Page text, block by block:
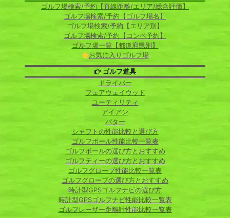
ゴルフ場検索/予約【直線距離/エリア/総合評価】
ゴルフ場検索/予約【ゴルフ場名】
ゴルフ場検索/予約【エリア別】
ゴルフ場検索/予約【コンペ予約】
ゴルフ場一覧【都道府県別】
お気に入りゴルフ場
ゴルフ道具
ドライバー
フェアウェイウッド
ユーティリティ
アイアン
パター
シャフトの性能比較と選び方
ゴルフボール性能比較一覧表
ゴルフボールの選び方とおすすめ
ゴルフティーの選び方とおすすめ
ゴルフグローブ性能比較一覧表
ゴルフグローブの選び方とおすすめ
時計型GPSゴルフナビの選び方
時計型GPSゴルフナビ性能比較一覧表
ゴルフレーザー距離計性能比較一覧表